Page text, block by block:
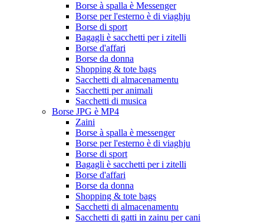
Borse à spalla è Messenger
Borse per l'esterno è di viaghju
Borse di sport
Bagagli è sacchetti per i zitelli
Borse d'affari
Borse da donna
Shopping & tote bags
Sacchetti di almacenamentu
Sacchetti per animali
Sacchetti di musica
Borse JPG è MP4
Zaini
Borse à spalla è messenger
Borse per l'esterno è di viaghju
Borse di sport
Bagagli è sacchetti per i zitelli
Borse d'affari
Borse da donna
Shopping & tote bags
Sacchetti di almacenamentu
Sacchetti di gatti in zainu per cani